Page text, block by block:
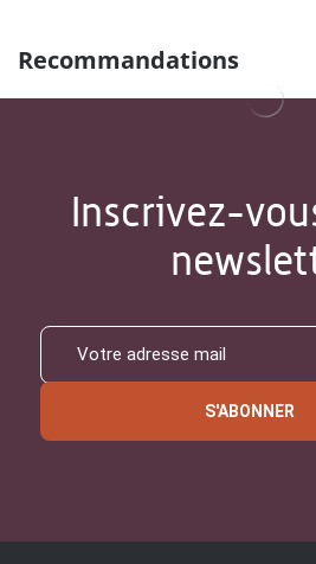
Recommandations
Inscrivez-
S'ABONNER